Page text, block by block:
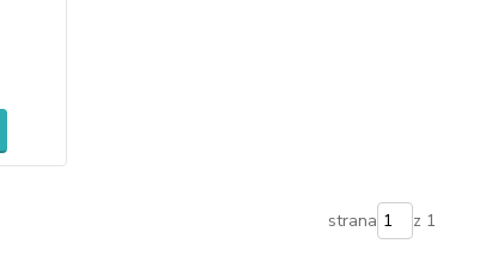
strana z 1